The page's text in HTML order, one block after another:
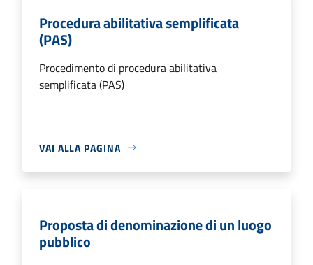
Procedura abilitativa semplificata
(PAS)
Procedimento di procedura abilitativa
semplificata (PAS)
VAI ALLA PAGINA
Proposta di denominazione di un luogo
pubblico